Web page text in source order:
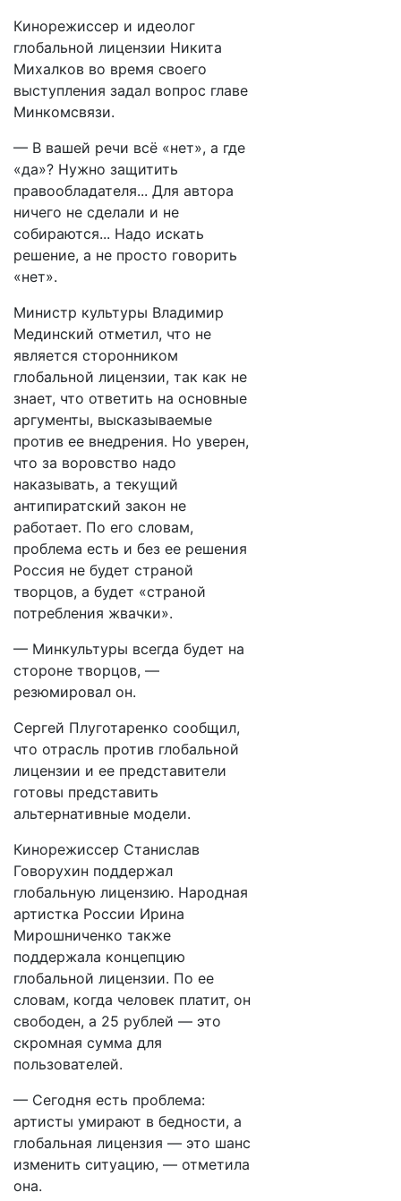
Кинорежиссер и идеолог
глобальной лицензии Никита
Михалков во время своего
выступления задал вопрос главе
Минкомсвязи.
— В вашей речи всё «нет», а где
«да»? Нужно защитить
правообладателя... Для автора
ничего не сделали и не
собираются... Надо искать
решение, а не просто говорить
«нет».
Министр культуры Владимир
Мединский отметил, что не
является сторонником
глобальной лицензии, так как не
знает, что ответить на основные
аргументы, высказываемые
против ее внедрения. Но уверен,
что за воровство надо
наказывать, а текущий
антипиратский закон не
работает. По его словам,
проблема есть и без ее решения
Россия не будет страной
творцов, а будет «страной
потребления жвачки».
— Минкультуры всегда будет на
стороне творцов, —
резюмировал он.
Сергей Плуготаренко сообщил,
что отрасль против глобальной
лицензии и ее представители
готовы представить
альтернативные модели.
Кинорежиссер Станислав
Говорухин поддержал
глобальную лицензию. Народная
артистка России Ирина
Мирошниченко также
поддержала концепцию
глобальной лицензии. По ее
словам, когда человек платит, он
свободен, а 25 рублей — это
скромная сумма для
пользователей.
— Сегодня есть проблема:
артисты умирают в бедности, а
глобальная лицензия — это шанс
изменить ситуацию, — отметила
она.